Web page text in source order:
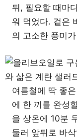
뒤, 필요할 때마
워 먹었다. 겉은
의 고소한 풍미
여름철에 딱 좋
에 한 끼를 완성
을 상온에 10분
둘러 앞뒤로 바